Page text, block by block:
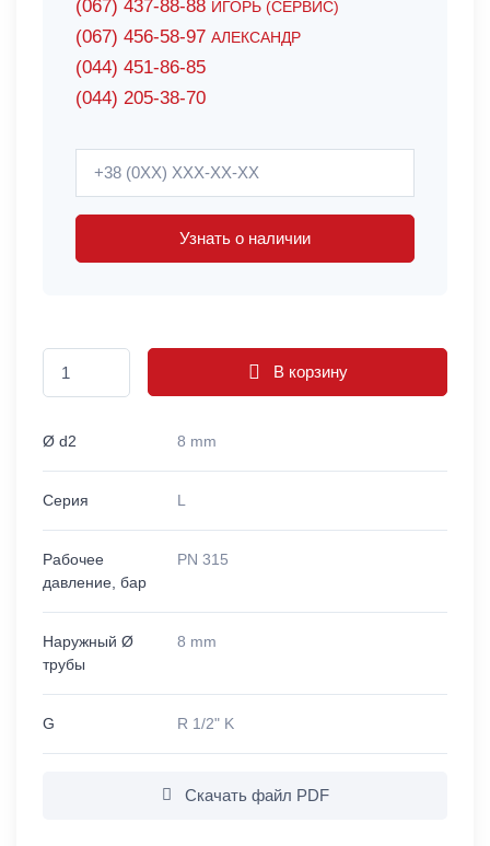
(067) 437-88-88 ИГОРЬ (СЕРВИС)
(067) 456-58-97 АЛЕКСАНДР
(044) 451-86-85
(044) 205-38-70
Узнать о наличии
В корзину
Ø d2 8 mm
Серия L
Рабочее
давление, бар
PN 315
Наружный Ø
трубы
8 mm
G R 1/2" K
Скачать файл PDF